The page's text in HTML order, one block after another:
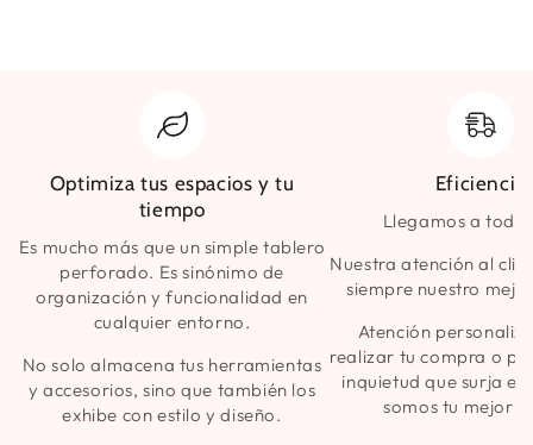
Optimiza tus espacios y tu
tiempo
Es mucho más que un simple tablero
perforado. Es sinónimo de
organización y funcionalidad en
cualquier entorno.
No solo almacena tus herramientas
y accesorios, sino que también los
exhibe con estilo y diseño.
Eficiencia
Llegamos a todo
Nuestra atención al
siempre nuestro
Atención
realizar tu compra o
inquietud que surja
somos tu mejor